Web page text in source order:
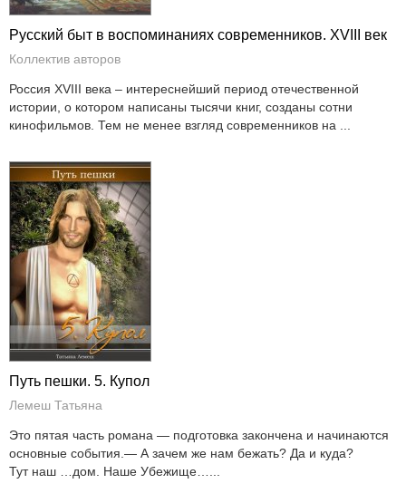
Русский быт в воспоминаниях современников. XVIII век
Коллектив авторов
Россия XVIII века – интереснейший период отечественной
истории, о котором написаны тысячи книг, созданы сотни
кинофильмов. Тем не менее взгляд современников на ...
Путь пешки. 5. Купол
Лемеш Татьяна
Это пятая часть романа — подготовка закончена и начинаются
основные события.— А зачем же нам бежать? Да и куда?
Тут наш …дом. Наше Убежище…...